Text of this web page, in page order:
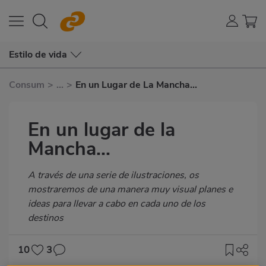
Estilo de vida
Consum > ... > En un Lugar de La Mancha...
En un lugar de la
Mancha...
Subtítulo
A través de una serie de ilustraciones, os
mostraremos de una manera muy visual planes e
ideas para llevar a cabo en cada uno de los
destinos
10
3